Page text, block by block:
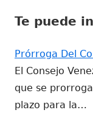
Te puede
Prórroga Del
El Consejo
que se
plazo para la…